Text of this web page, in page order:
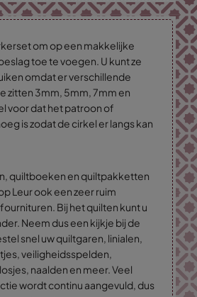
om op een makkelijke
toe te voegen. U kunt ze
omdat er verschillende
zitten 3mm, 5mm, 7mm en
voor dat het patroon of
is zodat de cirkel er langs kan
quiltboeken en quiltpakketten
Leur ook een zeer ruim
Bij het quilten kunt u
Neem dus een kijkje bij de
snel uw quiltgaren, linialen,
veiligheidsspelden,
naalden en meer. Veel
wordt continu aangevuld, dus